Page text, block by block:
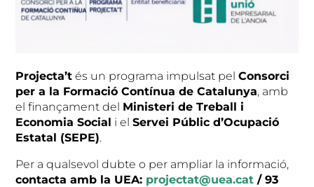
Projecta’t és un programa impulsat pelConsorci
per a la Formació Contínua de Catalunya, amb
el finançament del Ministeri de Treball i
Economia Social i elServei Públic d’Ocupació
Estatal (SEPE).
Per a qualsevol dubte o per ampliar la informació,
contacta amb la UEA: projectat@uea.cat / 93